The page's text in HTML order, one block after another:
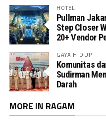
HOTEL
Pullman
Step Closer
20+ Vendor
GAYA HIDUP
Komunitas
Sudirman
Darah
MORE IN RAGAM